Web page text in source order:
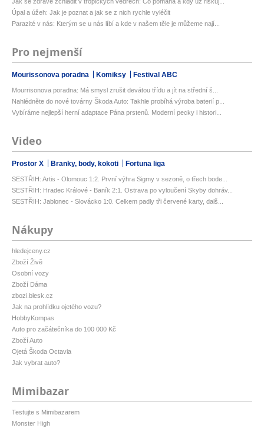
Úpal a úžeh: Jak je poznat a jak se z nich rychle vyléčit
Parazité v nás: Kterým se u nás líbí a kde v našem těle je můžeme nají...
Pro nejmenší
Mourissonova poradna Komiksy Festival ABC
Mourrisonova poradna: Má smysl zrušit devátou třídu a jít na střední š...
Nahlédněte do nové továrny Škoda Auto: Takhle probíhá výroba baterií p...
Vybíráme nejlepší herní adaptace Pána prstenů. Moderní pecky i histori...
Video
Prostor X Branky, body, kokoti Fortuna liga
SESTŘIH: Artis - Olomouc 1:2. První výhra Sigmy v sezoně, o třech bode...
SESTŘIH: Hradec Králové - Baník 2:1. Ostrava po vyloučení Skyby dohráv...
SESTŘIH: Jablonec - Slovácko 1:0. Celkem padly tři červené karty, dalš...
Nákupy
hledejceny.cz
Zboží Živě
Osobní vozy
Zboží Dáma
zbozi.blesk.cz
Jak na prohlídku ojetého vozu?
HobbyKompas
Auto pro začátečníka do 100 000 Kč
Zboží Auto
Ojetá Škoda Octavia
Jak vybrat auto?
Mimibazar
Testujte s Mimibazarem
Monster High